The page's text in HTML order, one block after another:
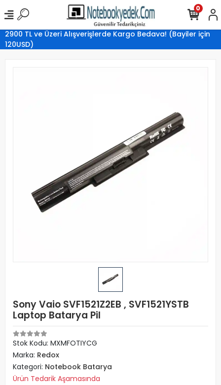
2900 TL ve Üzeri Alışverişlerde Kargo Bedava! (Bayiler için
120USD)
0
Sony Vaio SVF1521Z2EB , SVF1521YSTB
Laptop Batarya Pil
Stok Kodu: MXMFOTIYCG
Marka: Redox
Kategori: Notebook Batarya
Ürün Tedarik Aşamasında